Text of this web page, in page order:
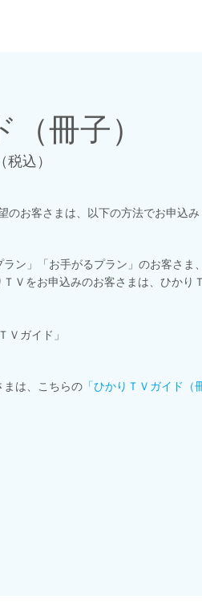
冊子）
込）
お客さまは、以下の方法でお申込
ン」「お手がるプラン」のお客さま
Ｖをお申込みのお客さまは、ひかり
ガイド」
まは、こちらの 「ひかりＴＶガイド（